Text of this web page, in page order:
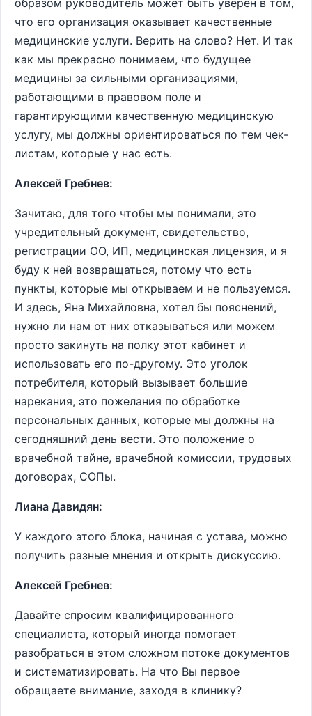
образом руководитель может быть уверен в том,
что его организация оказывает качественные
медицинские услуги. Верить на слово? Нет. И так
как мы прекрасно понимаем, что будущее
медицины за сильными организациями,
работающими в правовом поле и
гарантирующими качественную медицинскую
услугу, мы должны ориентироваться по тем чек-
листам, которые у нас есть.
Алексей Гребнев:
Зачитаю, для того чтобы мы понимали, это
учредительный документ, свидетельство,
регистрации ОО, ИП, медицинская лицензия, и я
буду к ней возвращаться, потому что есть
пункты, которые мы открываем и не пользуемся.
И здесь, Яна Михайловна, хотел бы пояснений,
нужно ли нам от них отказываться или можем
просто закинуть на полку этот кабинет и
использовать его по-другому. Это уголок
потребителя, который вызывает большие
нарекания, это пожелания по обработке
персональных данных, которые мы должны на
сегодняшний день вести. Это положение о
врачебной тайне, врачебной комиссии, трудовых
договорах, СОПы.
Лиана Давидян:
У каждого этого блока, начиная с устава, можно
получить разные мнения и открыть дискуссию.
Алексей Гребнев:
Давайте спросим квалифицированного
специалиста, который иногда помогает
разобраться в этом сложном потоке документов
и систематизировать. На что Вы первое
обращаете внимание, заходя в клинику?